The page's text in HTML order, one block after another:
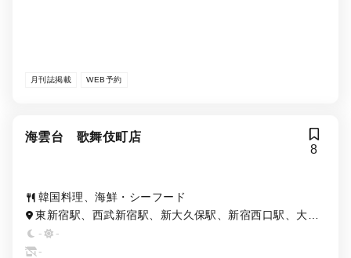
月刊誌掲載 WEB予約
海雲台 歌舞伎町店
8
韓国料理、海鮮・シーフード
東新宿駅、西武新宿駅、新大久保駅、新宿西口駅、大久
保駅、新宿三丁目駅
-
-
-